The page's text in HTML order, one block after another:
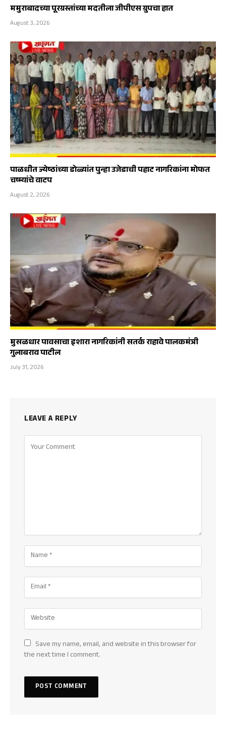
ममुराबादच्या पूरग्रस्तांच्या मदतीला जीपीएस ग्रुपचा हात
August 3, 2026
पाळधीत ज्येष्ठांच्या डोळ्यांत पुन्हा उजेडाची पहाट नागरिकांना मोफत
चष्म्यांचे वाटप
August 2, 2026
मुसळधार पावसाचा इशारा नागरिकांनी सतर्क राहावे पालकमंत्री
गुलाबराव पाटील
July 31, 2026
LEAVE A REPLY
Save my name, email, and website in this browser for
the next time I comment.